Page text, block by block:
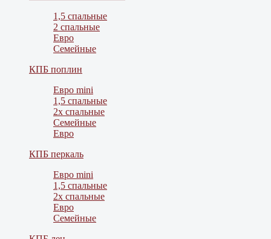
1,5 спальные
2 спальные
Евро
Семейные
КПБ поплин
Евро mini
1,5 спальные
2х спальные
Семейные
Евро
КПБ перкаль
Евро mini
1,5 спальные
2х спальные
Евро
Семейные